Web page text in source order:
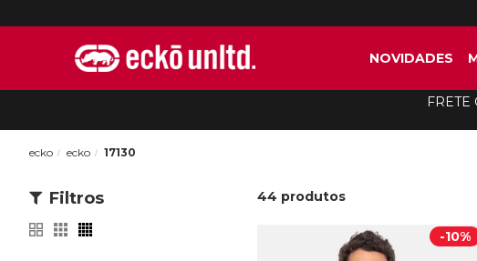
NOVIDADES
FRETE
ecko ecko 17130
Filtros 44 produtos
-10%